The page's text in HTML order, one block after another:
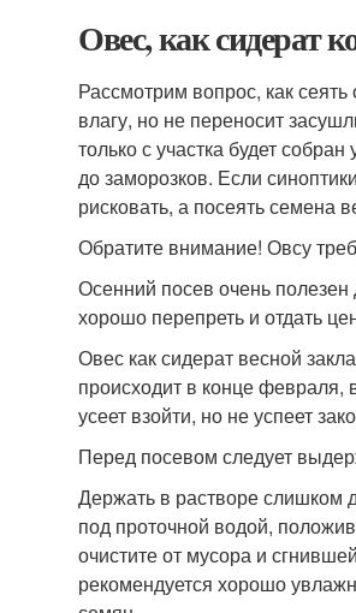
Овес, как сидерат
Рассмотрим вопрос, как
влагу, но не переносит
только с участка будет
до заморозков. Если
рисковать, а посеять семена
Обратите внимание! Овсу
Осенний посев очень
хорошо перепреть и отдать
Овес как сидерат весной
происходит в конце
усеет взойти, но не успеет
Перед посевом следует
Держать в растворе слишком
под проточной водой,
очистите от мусора и
рекомендуется хорошо